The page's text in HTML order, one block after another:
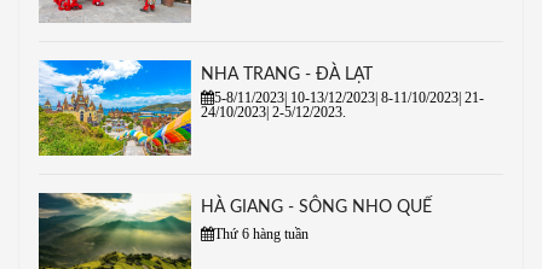
NHA TRANG - ĐÀ LẠT
5-8/11/2023| 10-13/12/2023| 8-11/10/2023| 21-
24/10/2023| 2-5/12/2023.
HÀ GIANG - SÔNG NHO QUẾ
Thứ 6 hàng tuần